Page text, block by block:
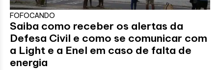
FOFOCANDO
Saiba como receber os alertas da
Defesa Civil e como se comunicar com
a Light e a Enel em caso de falta de
energia